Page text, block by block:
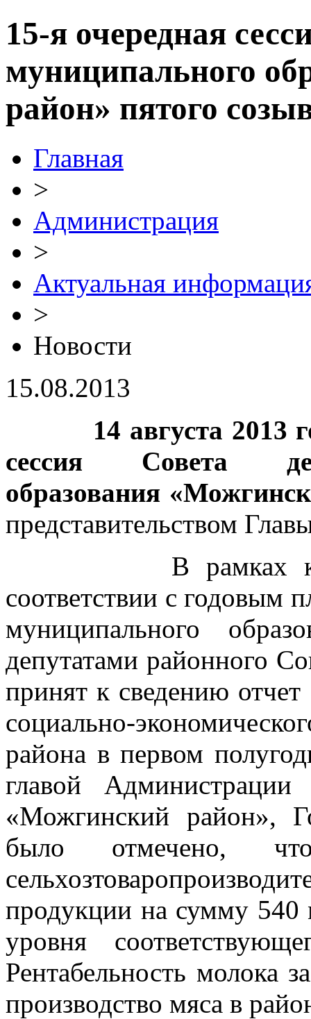
15-я очередная
муниципального
район» пятого
Главная
>
Администрация
>
Актуальная
>
Новости
15.08.2013
14 августа 2013
сессия Совета
образования
представительством
В рамках
соответствии с годовым
муниципального
депутатами районного
принят к сведению
социально-
района в первом
главой Администрации
«Можгинский район»,
было отмечено,
продукции на сумму
уровня
Рентабельность молока
производство мяса в